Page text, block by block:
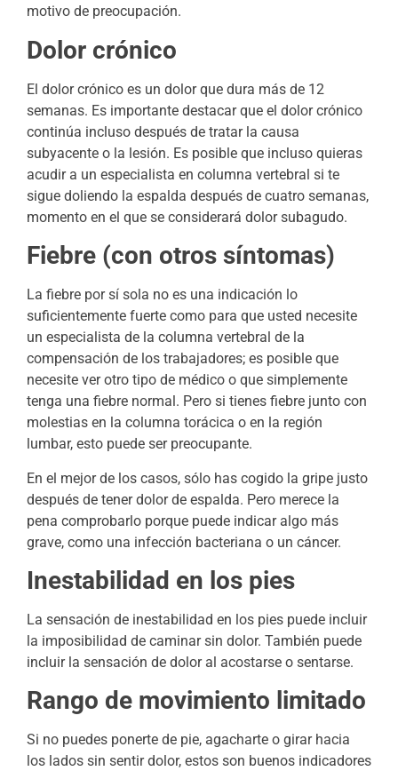
motivo de preocupación.
Dolor crónico
El dolor crónico es un dolor que dura más de 12
semanas. Es importante destacar que el dolor crónico
continúa incluso después de tratar la causa
subyacente o la lesión. Es posible que incluso quieras
acudir a un especialista en columna vertebral si te
sigue doliendo la espalda después de cuatro semanas,
momento en el que se considerará dolor subagudo.
Fiebre (con otros síntomas)
La fiebre por sí sola no es una indicación lo
suficientemente fuerte como para que usted necesite
un especialista de la columna vertebral de la
compensación de los trabajadores; es posible que
necesite ver otro tipo de médico o que simplemente
tenga una fiebre normal. Pero si tienes fiebre junto con
molestias en la columna torácica o en la región
lumbar, esto puede ser preocupante.
En el mejor de los casos, sólo has cogido la gripe justo
después de tener dolor de espalda. Pero merece la
pena comprobarlo porque puede indicar algo más
grave, como una infección bacteriana o un cáncer.
Inestabilidad en los pies
La sensación de inestabilidad en los pies puede incluir
la imposibilidad de caminar sin dolor. También puede
incluir la sensación de dolor al acostarse o sentarse.
Rango de movimiento limitado
Si no puedes ponerte de pie, agacharte o girar hacia
los lados sin sentir dolor, estos son buenos indicadores